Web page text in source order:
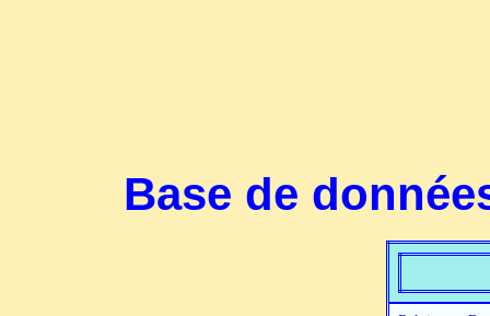
Base de